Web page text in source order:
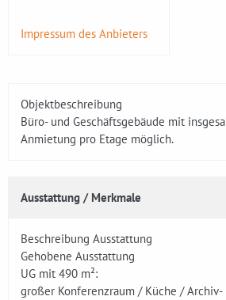
Impressum des Anbieters
Objektbeschreibung
Büro- und Geschäftsgebäude mit
Anmietung pro Etage möglich.
Ausstattung / Merkmale
Beschreibung Ausstattung
Gehobene Ausstattung
UG mit 490 m²:
großer Konferenzraum / Küche /